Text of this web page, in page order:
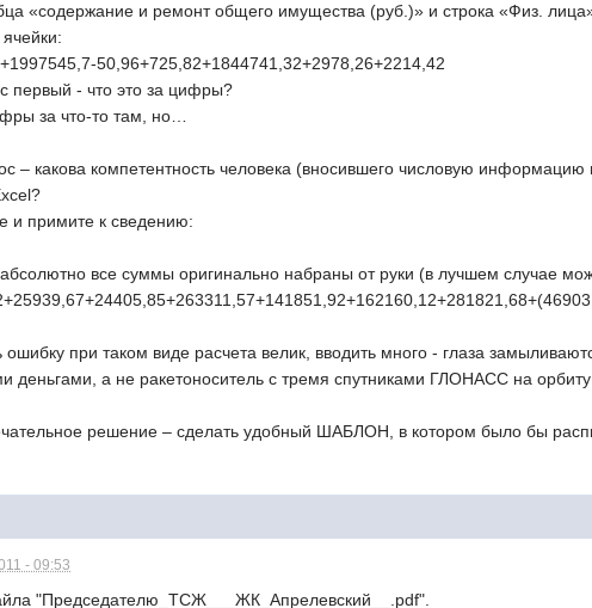
«содержание и ремонт общего имущества (руб.)» и строка «Физ.
50,96+725,82+1844741,32+2978,26+2214,42
первый - что это за цифры?
за что-то там, но…
– какова компетентность человека (вносившего числовую
и примите к сведению:
все суммы оригинально набраны от руки (в лучшем случае
ошибку при таком виде расчета велик, вводить много - глаза
деньгами, а не ракетоноситель с тремя спутниками ГЛОНАСС на орбиту
решение – сделать удобный ШАБЛОН, в котором было бы
- 09:53
"Председателю_ТСЖ___ЖК_Апрелевский__.pdf".